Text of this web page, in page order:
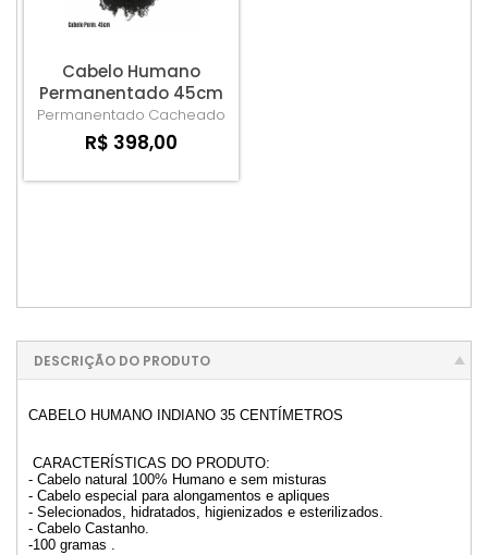
Cabelo Humano
Permanentado 45cm
- cada 100gm
Permanentado Cacheado
R$ 398,00
DESCRIÇÃO DO PRODUTO
CABELO HUMANO INDIANO 35 CENTÍMETROS
CARACTERÍSTICAS DO PRODUTO:
- Cabelo natural 100% Humano e sem misturas
- Cabelo especial para alongamentos e apliques
- Selecionados, hidratados, higienizados e esterilizados.
- Cabelo Castanho.
-100 gramas .